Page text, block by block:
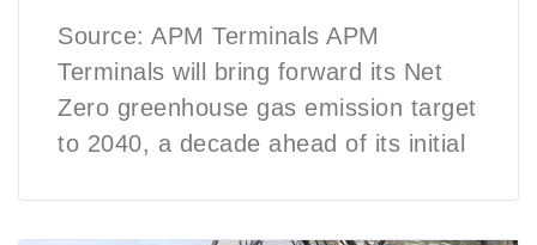
Source: APM Terminals APM
Terminals will bring forward its Net
Zero greenhouse gas emission target
to 2040, a decade ahead of its initial